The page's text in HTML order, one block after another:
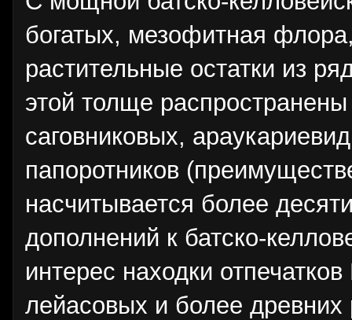
богатых, мезофитная
растительные остатки из
этой толще
саговниковых,
папоротников
насчитывается более
дополнений к батско-
интерес находки
лейасовых и более